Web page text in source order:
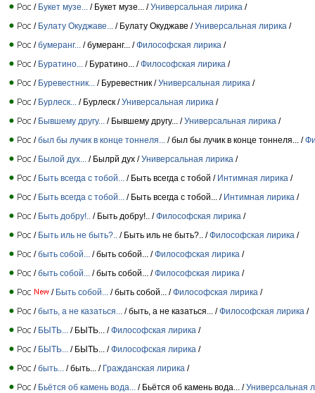
/ Букет музе... / Букет музе... /Универсальная лирика /
/ Булату Окуджаве... / Булату Окуджаве /Универсальная лирика /
/бумеранг... / бумеранг... /Философская лирика /
/ Буратино... / Буратино... /Философская лирика /
/ Буревестник... / Буревестник /Универсальная лирика /
/ Бурлеск... / Бурлеск /Универсальная лирика /
/ Бывшему другу... / Бывшему другу... /Универсальная лирика /
/был бы лучик в конце тоннеля... / был бы лучик в конце тоннеля... /
/ Былой дух... / Былрй дух /Универсальная лирика /
/ Быть всегда с тобой... / Быть всегда с тобой / Интимная лирика /
/ Быть всегда с тобой... / Быть всегда с тобой... / Интимная лирика /
/ Быть добру!.. / Быть добру!.. /Философская лирика /
/ Быть иль не быть?.. / Быть иль не быть?.. /Философская лирика /
/быть собой... / быть собой... /Философская лирика /
/быть собой... / быть собой... /Философская лирика /
/ Быть собой... / быть собой... /Философская лирика /
/быть, а не казаться... / быть, а не казаться... /Философская лирика /
/ БЫТЬ... / БЫТЬ... /Философская лирика /
/ БЫТЬ... / БЫТЬ... /Философская лирика /
/быть... / быть... / Гражданская лирика /
/ Бьётся об камень вода... / Бьётся об камень вода... /Универсальная